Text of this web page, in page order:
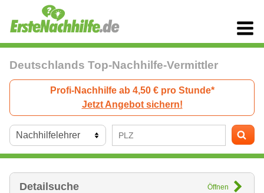
Deutschlands Top-Nachhilfe-Vermittler
Profi-Nachhilfe ab 4,50 € pro Stunde*
Jetzt Angebot sichern!
Detailsuche Öffnen